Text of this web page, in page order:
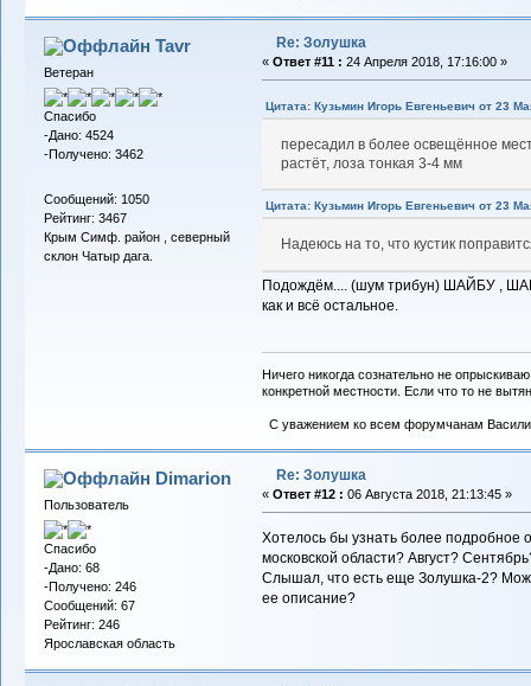
Tavr
Ветеран
Спасибо
-Дано: 4524
-Получено: 3462
Сообщений: 1050
Рейтинг: 3467
Крым Симф. район , северный
склон Чатыр дага.
Re: Золушка
« Ответ #11 : 24 Апреля 2018, 17:16:00 »
Цитата: Кузьмин Игорь Евгеньевич от 23
пересадил в более освещённое
растёт, лоза тонкая 3-4 мм
Цитата: Кузьмин Игорь Евгеньевич от 23
Надеюсь на то, что кустик
Подождём.... (шум трибун) ШАЙБУ ,
как и всё остальное.
Ничего никогда сознательно не
конкретной местности. Если что то не
С уважением ко всем форумчанам
Dimarion
Пользователь
Спасибо
-Дано: 68
-Получено: 246
Сообщений: 67
Рейтинг: 246
Ярославская область
Re: Золушка
« Ответ #12 : 06 Августа 2018, 21:13:45 »
Хотелось бы узнать более подробное
московской области? Август?
Слышал, что есть еще Золушка-2?
ее описание?